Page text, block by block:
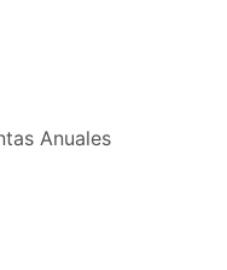
Anuales